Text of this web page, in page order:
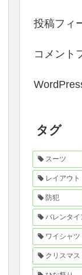
投稿フィ
コメント
タグ
スーツ
レイアウト
防犯
バレンタイ
ワイシャツ
クリスマス